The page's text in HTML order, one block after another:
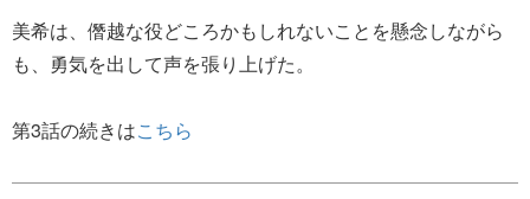
美希は、僭越な役どころかもしれないことを懸念しながら
も、勇気を出して声を張り上げた。
第3話の続きはこちら